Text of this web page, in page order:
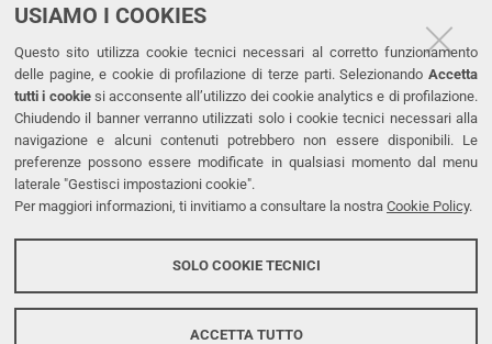
USIAMO I COOKIES
Questo sito utilizza cookie tecnici necessari al corretto funzionamento
delle pagine, e cookie di profilazione di terze parti. Selezionando Accetta
tutti i cookiesi acconsente all’utilizzo dei cookie analytics e di profilazione.
Chiudendo il banner verranno utilizzati solo i cookie tecnici necessari alla
navigazione e alcuni contenuti potrebbero non essere disponibili. Le
preferenze possono essere modificate in qualsiasi momento dal menu
laterale "Gestisci impostazioni cookie".
Per maggiori informazioni, ti invitiamo a consultare la nostra Cookie Policy.
SOLO COOKIE TECNICI
ACCETTA TUTTO
CONTATTI
Tel. +39 0532 293111
Fax. +39 0532 293031
PEC
LINKS
Dichiarazione di accessibilità
Protezione dati personali